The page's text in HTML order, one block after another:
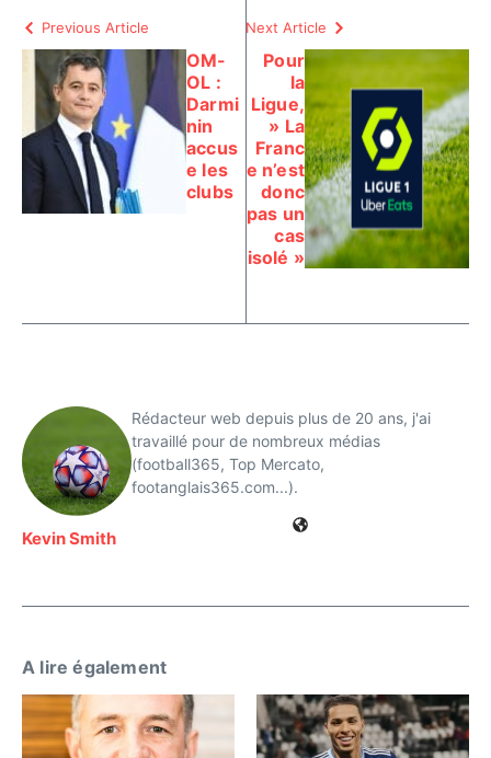
Previous Article
OM-
OL :
Darmi
nin
accus
e les
clubs
Next Article
Pour
la
Ligue,
» La
Franc
e n’est
donc
pas un
cas
isolé »
Kevin Smith
Rédacteur web depuis plus de 20 ans, j'ai
travaillé pour de nombreux médias
(football365, Top Mercato,
footanglais365.com...).
A lire également